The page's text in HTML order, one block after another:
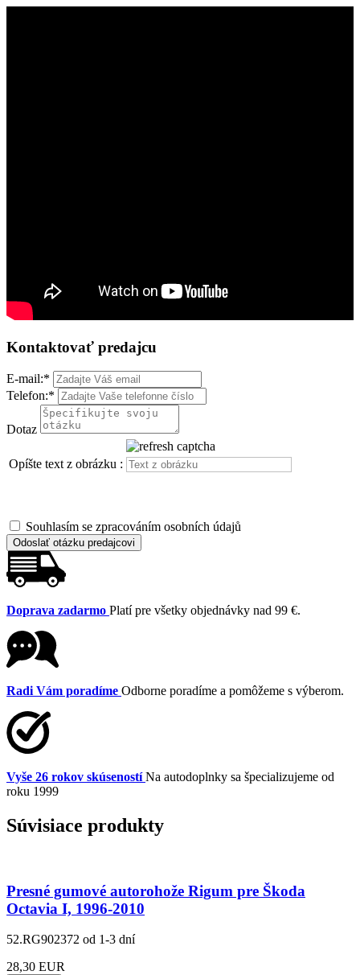
Kontaktovať predajcu
E-mail:*
Telefon:*
Dotaz
Opíšte text z obrázku :
Souhlasím se zpracováním osobních údajů
Odoslať otázku predajcovi
Doprava zadarmo Platí pre všetky objednávky nad 99 €.
Radi Vám poradíme Odborne poradíme a pomôžeme s výberom.
Vyše 26 rokov skúseností Na autodoplnky sa špecializujeme od
roku 1999
Súvisiace produkty
Presné gumové autorohože Rigum pre Škoda
Octavia I, 1996-2010
52.RG902372 od 1-3 dní
28,30 EUR